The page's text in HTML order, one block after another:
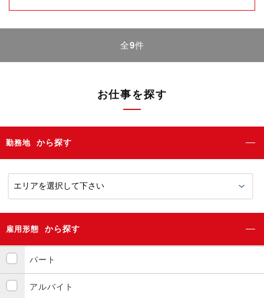
全9件
お仕事を探す
勤務地 から探す
雇用形態 から探す
パート
アルバイト